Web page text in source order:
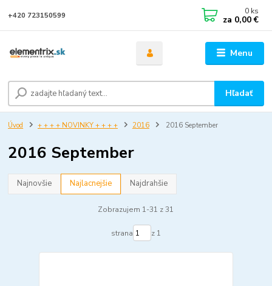
Menu
Hľadať
+420 723150599 0 ks
za 0,00 €
Úvod + + + + NOVINKY + + + + 2016 2016 September
2016 September
Najnovšie Najlacnejšie Najdrahšie
Zobrazujem 1-31 z 31
strana z 1